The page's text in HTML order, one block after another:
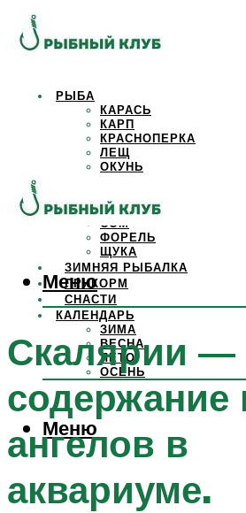
РЫБА
КАРАСЬ
КАРП
КРАСНОПЕРКА
ЛЕЩ
ОКУНЬ
САЗАН
СОМ
ФОРЕЛЬ
ЩУКА
ЗИМНЯЯ РЫБАЛКА
ПРИКОРМ
СНАСТИ
КАЛЕНДАРЬ
ЗИМА
ВЕСНА
ЛЕТО
ОСЕНЬ
Меню
Меню
Скалярии —
ангелов в
аквариуме.